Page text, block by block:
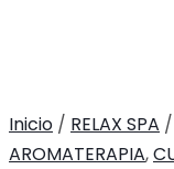
Inicio / RELAX SPA /
AROMATERAPIA,